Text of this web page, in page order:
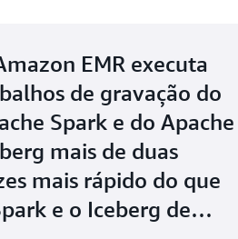
EMR executa
de gravação do
Spark e do Apache
mais de duas
mais rápido do que
e o Iceberg de